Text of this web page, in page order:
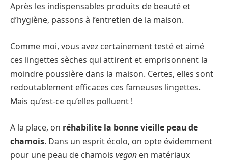
Après les indispensables produits de beauté et
d’hygiène, passons à l’entretien de la maison.
Comme moi, vous avez certainement testé et aimé
ces lingettes sèches qui attirent et emprisonnent la
moindre poussière dans la maison. Certes, elles sont
redoutablement efficaces ces fameuses lingettes.
Mais qu’est-ce qu’elles polluent !
A la place, on réhabilite la bonne vieille peau de
chamois. Dans un esprit écolo, on opte évidemment
pour une peau de chamois vegan en matériaux